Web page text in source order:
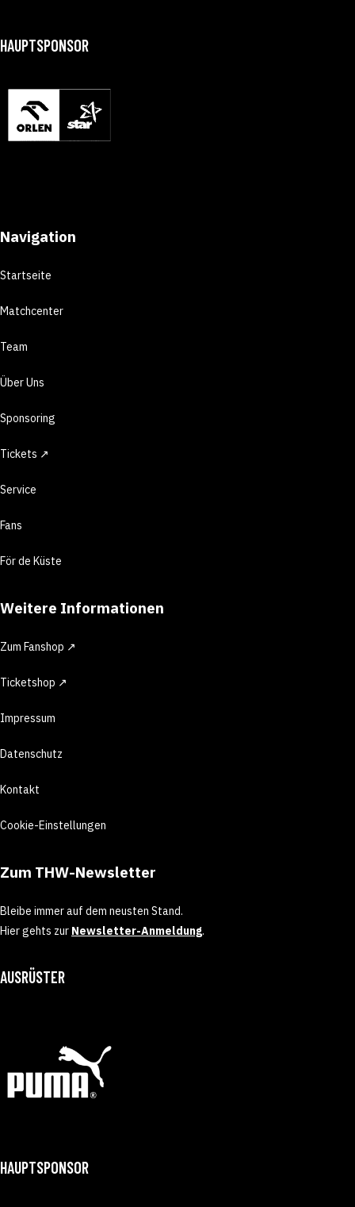
HAUPTSPONSOR
Navigation
Startseite
Matchcenter
Team
Über Uns
Sponsoring
Tickets ↗
Service
Fans
För de Küste
Weitere Informationen
Zum Fanshop ↗
Ticketshop ↗
Impressum
Datenschutz
Kontakt
Cookie-Einstellungen
Zum THW-Newsletter
Bleibe immer auf dem neusten Stand.
Hier gehts zur Newsletter-Anmeldung.
AUSRÜSTER
HAUPTSPONSOR